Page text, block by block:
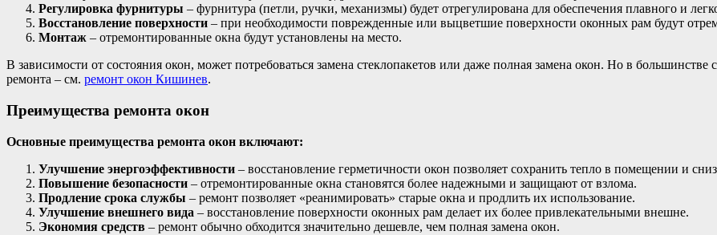
Регулировка фурнитуры – фурнитура (петли, ручки, механизмы) будет отрегулирована для обеспечения плавного и
Восстановление поверхности – при необходимости поврежденные или выцветшие поверхности оконных рам будут
Монтаж – отремонтированные окна будут установлены на место.
В зависимости от состояния окон, может потребоваться замена стеклопакетов или даже полная замена окон. Но в
ремонта – см. ремонт окон Кишинев.
Преимущества ремонта окон
Основные преимущества ремонта окон включают:
Улучшение энергоэффективности – восстановление герметичности окон позволяет сохранить тепло в помещении и
Повышение безопасности – отремонтированные окна становятся более надежными и защищают от взлома.
Продление срока службы – ремонт позволяет «реанимировать» старые окна и продлить их использование.
Улучшение внешнего вида – восстановление поверхности оконных рам делает их более привлекательными внешне.
Экономия средств – ремонт обычно обходится значительно дешевле, чем полная замена окон.